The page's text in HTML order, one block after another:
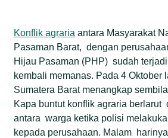
Konflik agraria antara Masyarakat
Pasaman Barat, dengan
Hijau Pasaman (PHP) sudah
kembali memanas. Pada 4 Oktober
Sumatera Barat menangkap
Kapa buntut konflik agraria berlarut
antara warga ketika polisi
kepada perusahaan. Malam